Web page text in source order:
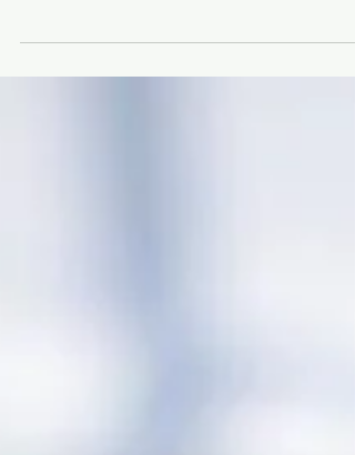
transformação do mundo.